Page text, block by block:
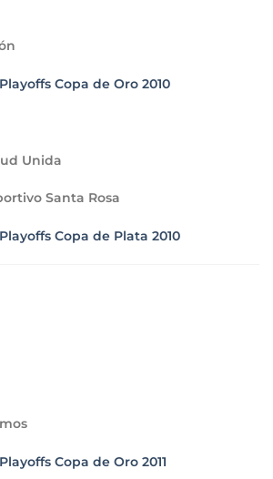
Copa de Oro 2010
Unida
Santa Rosa
Copa de Plata 2010
Copa de Oro 2011